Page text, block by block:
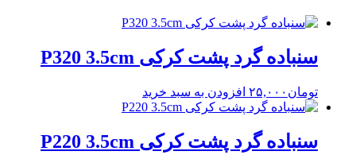
سنباده گرد پشت کرکی P320 3.5cm
تومان ۲۵,۰۰۰ افزودن به سبد خرید
سنباده گرد پشت کرکی P220 3.5cm